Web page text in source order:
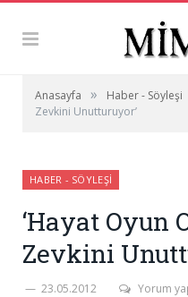
Anasayfa » Haber - Söyleşi
Zevkini Unutturuyor’
HABER - SÖYLEŞI
‘Hayat Oyun
Zevkini
23.05.2012 Yorum